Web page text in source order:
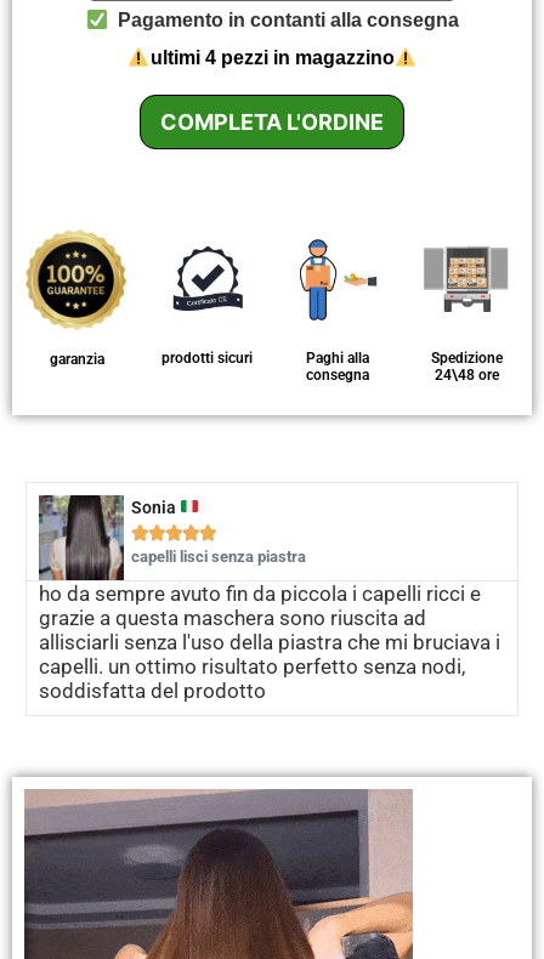
Pagamento in contanti alla consegna
ultimi 4 pezzi in magazzino
garanzia prodotti sicuri
Paghi alla
consegna
Spedizione
24\48 ore
Sonia

capelli lisci senza piastra
ho da sempre avuto fin da piccola i capelli ricci e
grazie a questa maschera sono riuscita ad
allisciarli senza l'uso della piastra che mi bruciava i
capelli. un ottimo risultato perfetto senza nodi,
soddisfatta del prodotto